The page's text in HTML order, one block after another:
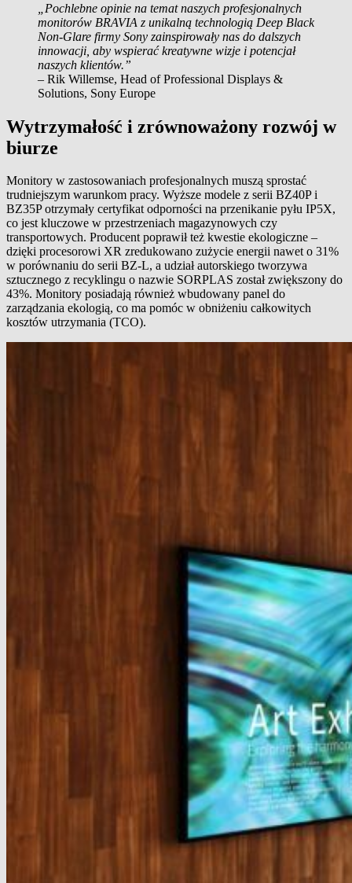
„Pochlebne opinie na temat naszych profesjonalnych
monitorów BRAVIA z unikalną technologią Deep Black
Non-Glare firmy Sony zainspirowały nas do dalszych
innowacji, aby wspierać kreatywne wizje i potencjał
naszych klientów.”
– Rik Willemse, Head of Professional Displays &
Solutions, Sony Europe
Wytrzymałość i zrównoważony rozwój w
biurze
Monitory w zastosowaniach profesjonalnych muszą sprostać
trudniejszym warunkom pracy. Wyższe modele z serii BZ40P i
BZ35P otrzymały certyfikat odporności na przenikanie pyłu IP5X,
co jest kluczowe w przestrzeniach magazynowych czy
transportowych. Producent poprawił też kwestie ekologiczne –
dzięki procesorowi XR zredukowano zużycie energii nawet o 31%
w porównaniu do serii BZ-L, a udział autorskiego tworzywa
sztucznego z recyklingu o nazwie SORPLAS został zwiększony do
43%. Monitory posiadają również wbudowany panel do
zarządzania ekologią, co ma pomóc w obniżeniu całkowitych
kosztów utrzymania (TCO).